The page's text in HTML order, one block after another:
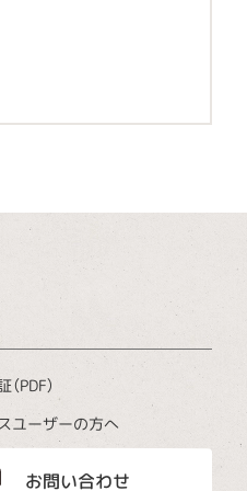
PDF）
ユーザーの方へ
お問い合わせ